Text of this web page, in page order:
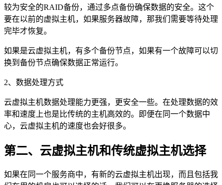
较为安全的RAID备份，通过多点备份确保数据的安全。这个
要在以前的虚拟主机，如果服务器故障，那我们需要等待处理
完毕才恢复。
如果是云虚拟主机，有多个备份节点，如果有一个故障可以切
换到备份节点确保数据正常运行。
2、数据处理方式
云虚拟主机数据处理能力更强，更安全一些。在处理数据的效
率和速度上也是比传统的主机高效的。即便在同一个数据中
心，云虚拟主机的速度也会好很多。
第二、云虚拟主机和传统虚拟主机选择
如果在同一个服务商中，有新的云虚拟主机出现，而且包括我